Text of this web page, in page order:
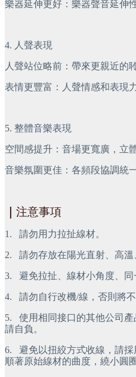
樂器延伸更好：樂器聲音延伸
4. 人聲表現
人聲站位略前：帶來更親近的
表情更豐富：人聲情感和表現
5. 整體音樂表現
空間感提升：音場更寬廣，立
音樂氛圍更佳：各頻段協調統
注意事項
1. 請勿用力拉扯線材。
2. 請勿存放在陽光直射、高溫
3. 避免拉扯、線材小角度、同
4. 請勿自行改機/線，否則將不
5.
使用相同接口的其他公司
請自負。
6.
避免以扭絞方式收線，請
順著原始線材的曲度，繞小圓